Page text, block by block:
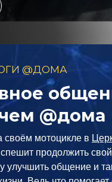
@ДОМА
@дома
своём мотоцикле в
продолжить
улучшить общение и